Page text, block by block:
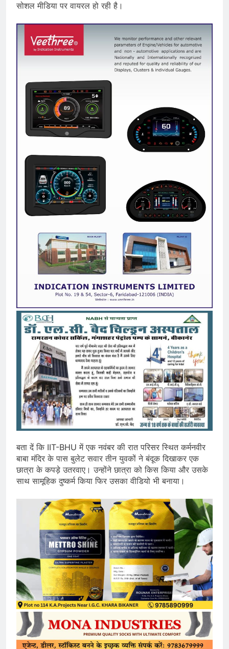
सोशल मीडिया पर वायरल हो रही है।
बता दें कि IIT-BHU में एक नवंबर की रात परिसर स्थित कर्मनवीर
बाबा मंदिर के पास बुलेट सवार तीन युवकों ने बंदूक दिखाकर एक
छात्रा के कपड़े उतरवाए। उन्होंने छात्रा को किस किया और उसके
साथ सामूहिक दुष्कर्म किया फिर उसका वीडियो भी बनाया।